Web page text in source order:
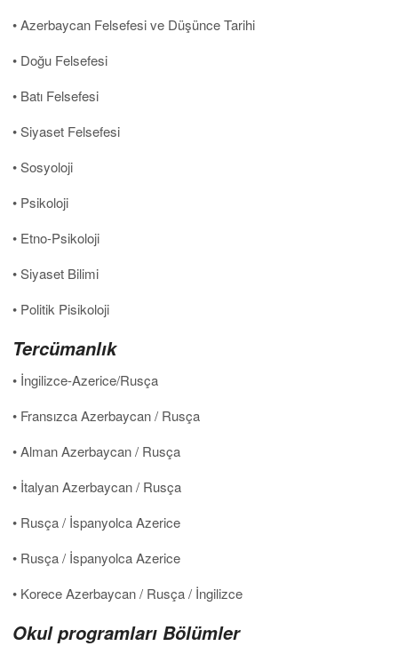
• Azerbaycan Felsefesi ve Düşünce Tarihi
• Doğu Felsefesi
• Batı Felsefesi
• Siyaset Felsefesi
• Sosyoloji
• Psikoloji
• Etno-Psikoloji
• Siyaset Bilimi
• Politik Pisikoloji
Tercümanlık
• İngilizce-Azerice/Rusça
• Fransızca Azerbaycan / Rusça
• Alman Azerbaycan / Rusça
• İtalyan Azerbaycan / Rusça
• Rusça / İspanyolca Azerice
• Rusça / İspanyolca Azerice
• Korece Azerbaycan / Rusça / İngilizce
Okul programları Bölümler